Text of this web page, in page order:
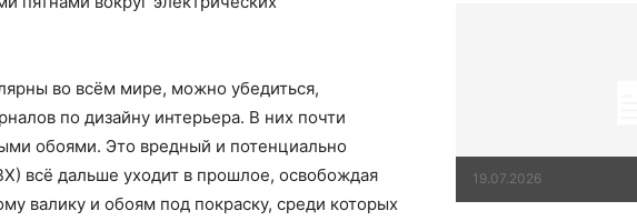
во всём мире, можно убедиться,
по дизайну интерьера. В них почти
обоями. Это вредный и потенциально
всё дальше уходит в прошлое, освобождая
валику и обоям под покраску, среди которых
19.07.2026